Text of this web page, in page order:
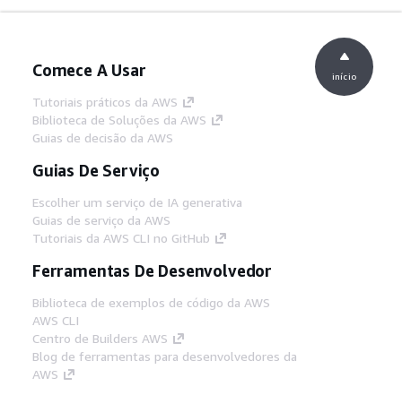
Comece A Usar
Tutoriais práticos da AWS
Biblioteca de Soluções da AWS
Guias de decisão da AWS
Guias De Serviço
Escolher um serviço de IA generativa
Guias de serviço da AWS
Tutoriais da AWS CLI no GitHub
Ferramentas De Desenvolvedor
Biblioteca de exemplos de código da AWS
AWS CLI
Centro de Builders AWS
Blog de ferramentas para desenvolvedores da
AWS
início